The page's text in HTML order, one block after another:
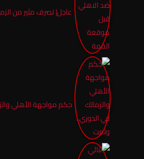
عاجل| تصرف مثير من
حكم مواجهة الأهلي